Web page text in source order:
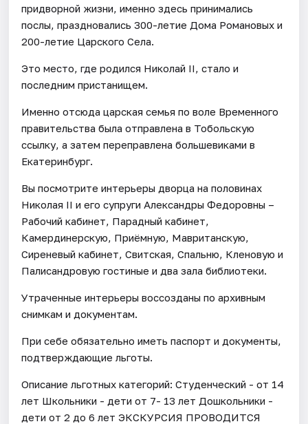
придворной жизни, именно здесь принимались
послы, праздновались 300-летие Дома Романовых и
200-летие Царского Села.
Это место, где родился Николай II, стало и
последним пристанищем.
Именно отсюда царская семья по воле Временного
правительства была отправлена в Тобольскую
ссылку, а затем переправлена большевиками в
Екатеринбург.
Вы посмотрите интерьеры дворца на половинах
Николая II и его супруги Александры Федоровны –
Рабочий кабинет, Парадный кабинет,
Камердинерскую, Приёмную, Мавританскую,
Сиреневый кабинет, Свитская, Спальню, Кленовую и
Палисандровую гостиные и два зала библиотеки.
Утраченные интерьеры воссозданы по архивным
снимкам и документам.
При себе обязательно иметь паспорт и документы,
подтверждающие льготы.
Описание льготных категорий: Студенческий - от 14
лет Школьники - дети от 7- 13 лет Дошкольники -
дети от 2 до 6 лет ЭКСКУРСИЯ ПРОВОДИТСЯ